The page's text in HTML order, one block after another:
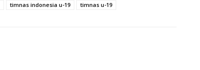
timnas indonesia u-19 timnas u-19